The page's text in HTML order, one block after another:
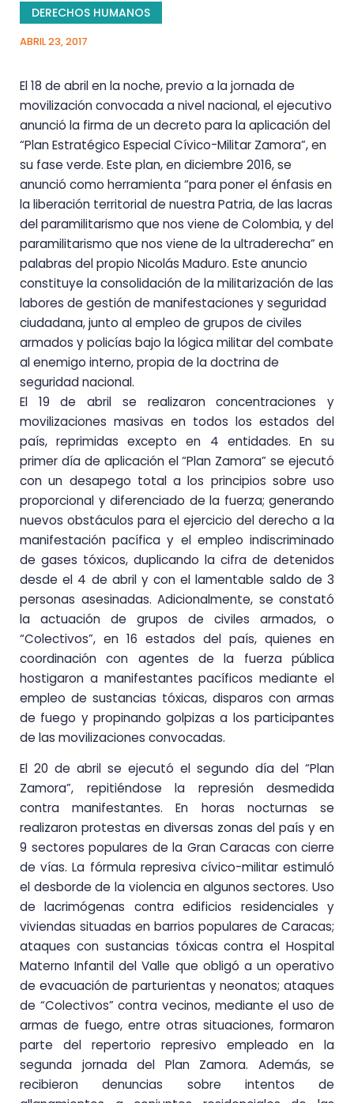
DERECHOS HUMANOS
ABRIL 23, 2017
El 18 de abril en la noche, previo a la jornada de
movilización convocada a nivel nacional, el ejecutivo
anunció la firma de un decreto para la aplicación del
“Plan Estratégico Especial Cívico-Militar Zamora”, en
su fase verde. Este plan, en diciembre 2016, se
anunció como herramienta “para poner el énfasis en
la liberación territorial de nuestra Patria, de las lacras
del paramilitarismo que nos viene de Colombia, y del
paramilitarismo que nos viene de la ultraderecha” en
palabras del propio Nicolás Maduro. Este anuncio
constituye la consolidación de la militarización de las
labores de gestión de manifestaciones y seguridad
ciudadana, junto al empleo de grupos de civiles
armados y policías bajo la lógica militar del combate
al enemigo interno, propia de la doctrina de
seguridad nacional.
El 19 de abril se realizaron concentraciones y
movilizaciones masivas en todos los estados del
país, reprimidas excepto en 4 entidades. En su
primer día de aplicación el “Plan Zamora” se ejecutó
con un desapego total a los principios sobre uso
proporcional y diferenciado de la fuerza; generando
nuevos obstáculos para el ejercicio del derecho a la
manifestación pacífica y el empleo indiscriminado
de gases tóxicos, duplicando la cifra de detenidos
desde el 4 de abril y con el lamentable saldo de 3
personas asesinadas. Adicionalmente, se constató
la actuación de grupos de civiles armados, o
“Colectivos”, en 16 estados del país, quienes en
coordinación con agentes de la fuerza pública
hostigaron a manifestantes pacíficos mediante el
empleo de sustancias tóxicas, disparos con armas
de fuego y propinando golpizas a los participantes
de las movilizaciones convocadas.
El 20 de abril se ejecutó el segundo día del “Plan
Zamora”, repitiéndose la represión desmedida
contra manifestantes. En horas nocturnas se
realizaron protestas en diversas zonas del país y en
9 sectores populares de la Gran Caracas con cierre
de vías. La fórmula represiva cívico-militar estimuló
el desborde de la violencia en algunos sectores. Uso
de lacrimógenas contra edificios residenciales y
viviendas situadas en barrios populares de Caracas;
ataques con sustancias tóxicas contra el Hospital
Materno Infantil del Valle que obligó a un operativo
de evacuación de parturientas y neonatos; ataques
de “Colectivos” contra vecinos, mediante el uso de
armas de fuego, entre otras situaciones, formaron
parte del repertorio represivo empleado en la
segunda jornada del Plan Zamora. Además, se
recibieron denuncias sobre intentos de